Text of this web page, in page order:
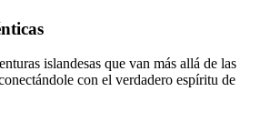
islandesas que van más allá de las
con el verdadero espíritu de